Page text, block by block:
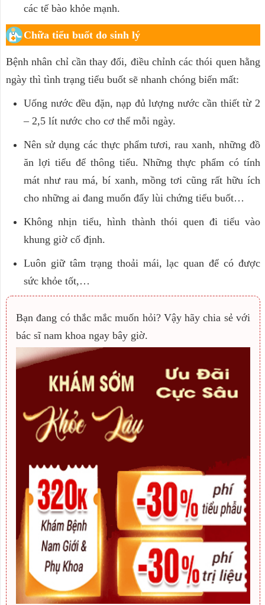
các tế bào khỏe mạnh.
Chữa tiểu buốt do sinh lý
Bệnh nhân chỉ cần thay đổi, điều chỉnh các thói quen hằng
ngày thì tình trạng tiểu buốt sẽ nhanh chóng biến mất:
Uống nước đều đặn, nạp đủ lượng nước cần thiết từ 2
– 2,5 lít nước cho cơ thể mỗi ngày.
Nên sử dụng các thực phẩm tươi, rau xanh, những đồ
ăn lợi tiểu để thông tiểu. Những thực phẩm có tính
mát như rau má, bí xanh, mồng tơi cũng rất hữu ích
cho những ai đang muốn đẩy lùi chứng tiểu buốt…
Không nhịn tiểu, hình thành thói quen đi tiểu vào
khung giờ cố định.
Luôn giữ tâm trạng thoải mái, lạc quan để có được
sức khỏe tốt,…
Bạn đang có thắc mắc muốn hỏi? Vậy hãy chia sẻ với
bác sĩ nam khoa ngay bây giờ.